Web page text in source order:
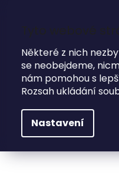
Tyto webové
Některé z nich
se neobejdeme,
nám pomohou s
Rozsah ukládání
Nastavení
HLEDAT
DÁRKOVÉ PŘEDMĚTY
Dřevěné